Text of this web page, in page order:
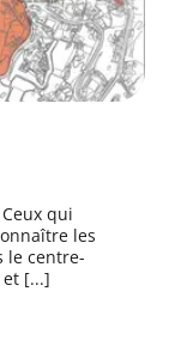
Ceux qui
les
le centre-
[...]